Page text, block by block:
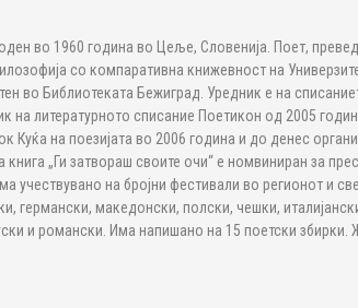
во 1960 година во Цеље, Словенија. Поет,
со компаративна книжевност на
во Библиотеката Бежиград. Уредник е на
на литературното списание Поетикон од 2005
Куќа на поезијата во 2006 година и до денес
книга „Ги затвораш своите очи“ е номвиниран за
учествувано на бројни фестивали во регионот и
германски, македонски, полски, чешки,
и романски. Има напишано на 15 поетски збирки.